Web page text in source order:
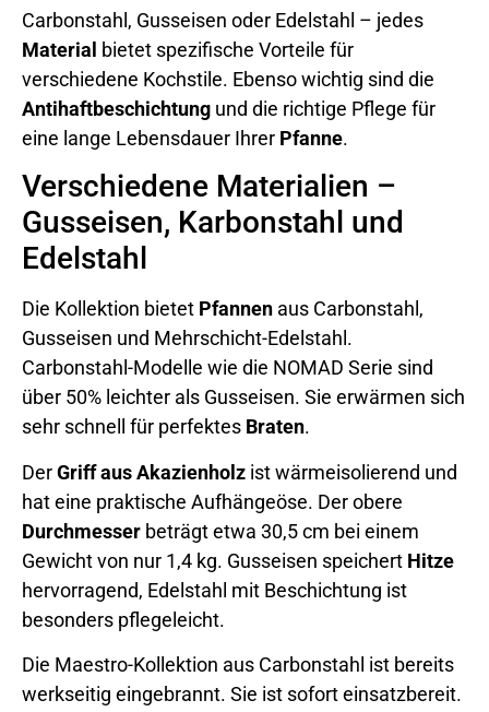
Carbonstahl, Gusseisen oder Edelstahl – jedes
Material bietet spezifische Vorteile für
verschiedene Kochstile. Ebenso wichtig sind die
Antihaftbeschichtung und die richtige Pflege für
eine lange Lebensdauer Ihrer Pfanne.
Verschiedene Materialien –
Gusseisen, Karbonstahl und
Edelstahl
Die Kollektion bietet Pfannen aus Carbonstahl,
Gusseisen und Mehrschicht-Edelstahl.
Carbonstahl-Modelle wie die NOMAD Serie sind
über 50% leichter als Gusseisen. Sie erwärmen sich
sehr schnell für perfektes Braten.
DerGriff aus Akazienholz ist wärmeisolierend und
hat eine praktische Aufhängeöse. Der obere
Durchmesser beträgt etwa 30,5 cm bei einem
Gewicht von nur 1,4 kg. Gusseisen speichert Hitze
hervorragend, Edelstahl mit Beschichtung ist
besonders pflegeleicht.
Die Maestro-Kollektion aus Carbonstahl ist bereits
werkseitig eingebrannt. Sie ist sofort einsatzbereit.